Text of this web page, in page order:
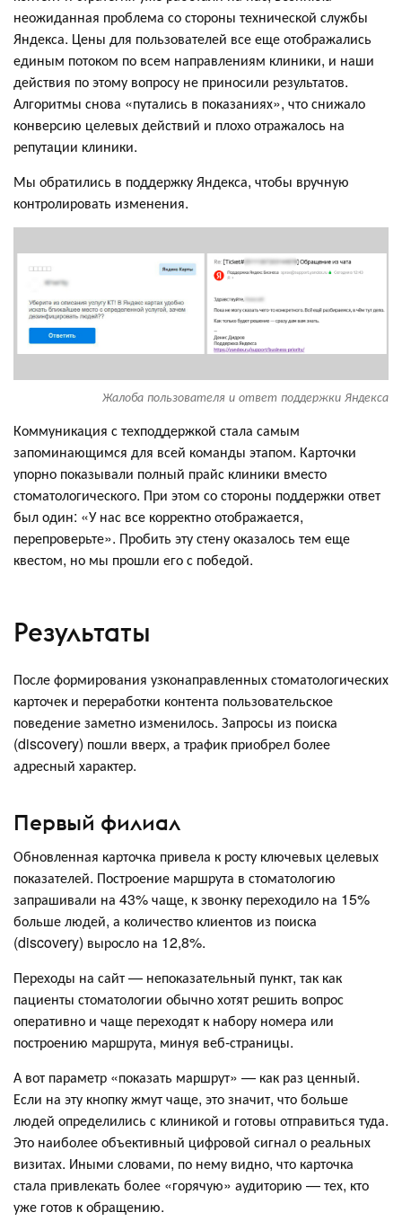
неожиданная проблема со стороны технической службы
Яндекса. Цены для пользователей все еще отображались
единым потоком по всем направлениям клиники, и наши
действия по этому вопросу не приносили результатов.
Алгоритмы снова «путались в показаниях», что снижало
конверсию целевых действий и плохо отражалось на
репутации клиники.
Мы обратились в поддержку Яндекса, чтобы вручную
контролировать изменения.
Жалоба пользователя и ответ поддержки Яндекса
Коммуникация с техподдержкой стала самым
запоминающимся для всей команды этапом. Карточки
упорно показывали полный прайс клиники вместо
стоматологического. При этом со стороны поддержки ответ
был один: «У нас все корректно отображается,
перепроверьте». Пробить эту стену оказалось тем еще
квестом, но мы прошли его с победой.
Результаты
После формирования узконаправленных стоматологических
карточек и переработки контента пользовательское
поведение заметно изменилось. Запросы из поиска
(discovery) пошли вверх, а трафик приобрел более
адресный характер.
Первый филиал
Обновленная карточка привела к росту ключевых целевых
показателей. Построение маршрута в стоматологию
запрашивали на 43% чаще, к звонку переходило на 15%
больше людей, а количество клиентов из поиска
(discovery) выросло на 12,8%.
Переходы на сайт — непоказательный пункт, так как
пациенты стоматологии обычно хотят решить вопрос
оперативно и чаще переходят к набору номера или
построению маршрута, минуя веб-страницы.
А вот параметр «показать маршрут» — как раз ценный.
Если на эту кнопку жмут чаще, это значит, что больше
людей определились с клиникой и готовы отправиться туда.
Это наиболее объективный цифровой сигнал о реальных
визитах. Иными словами, по нему видно, что карточка
стала привлекать более «горячую» аудиторию — тех, кто
уже готов к обращению.